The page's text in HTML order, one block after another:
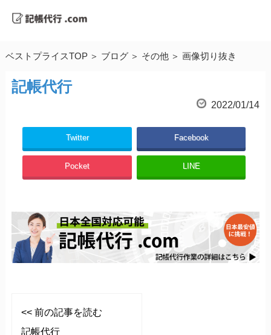
ベストプライスTOP ブログ その他 画像切り抜き
記帳代行
2022/01/14
Twitter Facebook
Pocket LINE
<< 前の記事を読む
記帳代行